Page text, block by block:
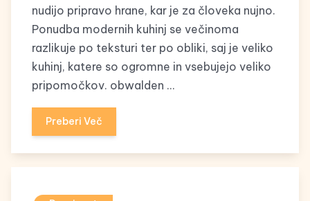
nudijo pripravo hrane, kar je za človeka nujno.
Ponudba modernih kuhinj se večinoma
razlikuje po teksturi ter po obliki, saj je veliko
kuhinj, katere so ogromne in vsebujejo veliko
pripomočkov. obwalden …
Preberi Več